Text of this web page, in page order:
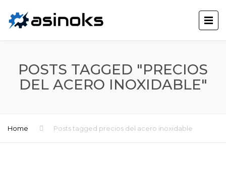
POSTS TAGGED "PRECIOS
DEL ACERO INOXIDABLE"
Home Posts tagged precios del acero inoxidable